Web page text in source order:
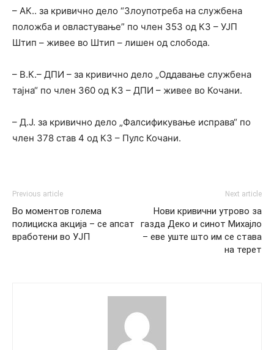
– АК.. за кривично дело “Злоупотреба на службена
положба и овластување” по член 353 од КЗ – УЈП
Штип – живее во Штип – лишен од слобода.
– В.К.– ДПИ – за кривично дело „Оддавање службена
тајна“ по член 360 од КЗ – ДПИ – живее во Кочани.
– Д.Ј. за кривично дело „Фалсификување исправа“ по
член 378 став 4 од КЗ – Пулс Кочани.
Previous article
Во моментов голема
полициска акција – се апсат
вработени во УЈП
Next article
Нови кривични утрово за
газда Деко и синот Михајло
– еве уште што им се става
на терет